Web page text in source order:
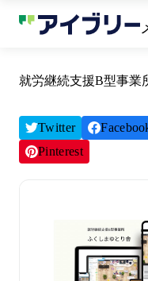
就労継続支援B型事
Twitter
Pinterest